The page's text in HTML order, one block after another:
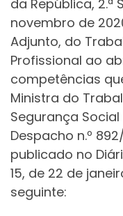
da República, 2.ª
novembro de
Adjunto, do
Profissional ao
competências
Ministra do
Segurança Social
Despacho n.º
publicado no
15, de 22 de
seguinte: